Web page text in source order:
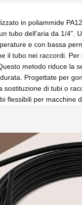
in poliammide
tubo dell'aria da 1/
e con bassa
il tubo nei raccordi.
metodo riduce la
Progettate per
di tubi o
flessibili per macchine